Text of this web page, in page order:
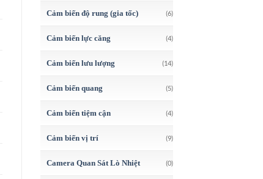
Cảm biến độ rung (gia tốc) (6)
Cảm biến lực căng (4)
Cảm biến lưu lượng (14)
Cảm biến quang (5)
Cảm biến tiệm cận (4)
Cảm biến vị trí (9)
Camera Quan Sát Lò Nhiệt (0)